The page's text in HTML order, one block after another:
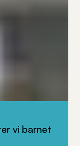
vi barnet